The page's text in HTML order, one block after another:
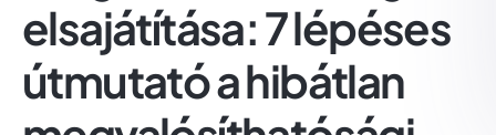
elsajátítása: 7 lépéses
útmutató a hibátlan